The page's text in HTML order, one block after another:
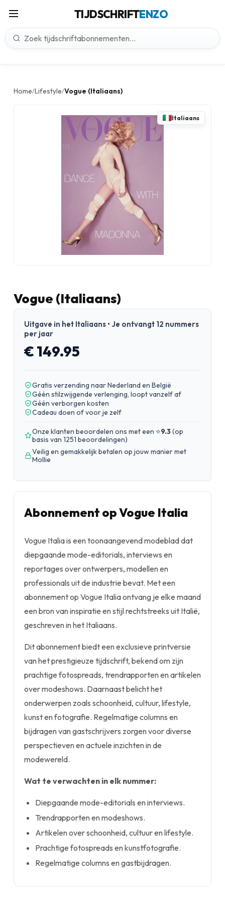
TIJDSCHRIFTENZO
Home/Lifestyle/Vogue (Italiaans)
Italiaans
Vogue (Italiaans)
Uitgave in het Italiaans • Je ontvangt 12 nummers
per jaar
€ 149.95
Gratis verzending naar Nederland en België
Géén stilzwijgende verlenging, loopt vanzelf af
Géén verborgen kosten
Cadeau doen of voor je zelf
Onze klanten beoordelen ons met een ⭐9.3(op
basis van 1251 beoordelingen)
Veilig en gemakkelijk betalen op jouw manier met
Mollie
Abonnement op Vogue Italia
Vogue Italia is een toonaangevend modeblad dat
diepgaande mode-editorials, interviews en
reportages over ontwerpers, modellen en
professionals uit de industrie bevat. Met een
abonnement op Vogue Italia ontvang je elke maand
een bron van inspiratie en stijl rechtstreeks uit Italië,
geschreven in het Italiaans.
Dit abonnement biedt een exclusieve printversie
van het prestigieuze tijdschrift, bekend om zijn
prachtige fotospreads, trendrapporten en artikelen
over modeshows. Daarnaast belicht het
onderwerpen zoals schoonheid, cultuur, lifestyle,
kunst en fotografie. Regelmatige columns en
bijdragen van gastschrijvers zorgen voor diverse
perspectieven en actuele inzichten in de
modewereld.
Wat te verwachten in elk nummer:
Diepgaande mode-editorials en interviews.
Trendrapporten en modeshows.
Artikelen over schoonheid, cultuur en lifestyle.
Prachtige fotospreads en kunstfotografie.
Regelmatige columns en gastbijdragen.